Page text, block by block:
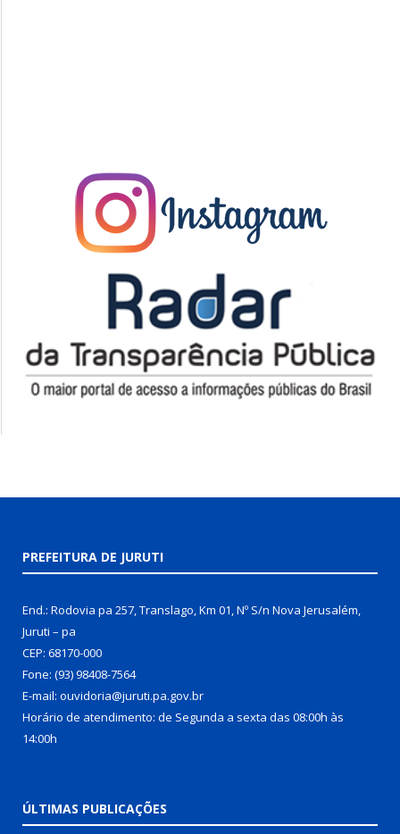
PREFEITURA DE JURUTI
End.: Rodovia pa 257, Translago, Km 01, Nº S/n Nova Jerusalém,
Juruti – pa
CEP: 68170-000
Fone: (93) 98408-7564
E-mail: ouvidoria@juruti.pa.gov.br
Horário de atendimento: de Segunda a sexta das 08:00h às
14:00h
ÚLTIMAS PUBLICAÇÕES